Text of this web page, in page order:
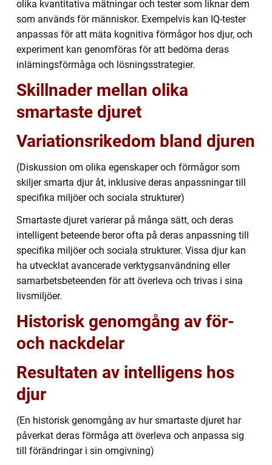
olika kvantitativa mätningar och tester som liknar dem
som används för människor. Exempelvis kan IQ-tester
anpassas för att mäta kognitiva förmågor hos djur, och
experiment kan genomföras för att bedöma deras
inlärningsförmåga och lösningsstrategier.
Skillnader mellan olika
smartaste djuret
Variationsrikedom bland djuren
(Diskussion om olika egenskaper och förmågor som
skiljer smarta djur åt, inklusive deras anpassningar till
specifika miljöer och sociala strukturer)
Smartaste djuret varierar på många sätt, och deras
intelligent beteende beror ofta på deras anpassning till
specifika miljöer och sociala strukturer. Vissa djur kan
ha utvecklat avancerade verktygsanvändning eller
samarbetsbeteenden för att överleva och trivas i sina
livsmiljöer.
Historisk genomgång av för-
och nackdelar
Resultaten av intelligens hos
djur
(En historisk genomgång av hur smartaste djuret har
påverkat deras förmåga att överleva och anpassa sig
till förändringar i sin omgivning)